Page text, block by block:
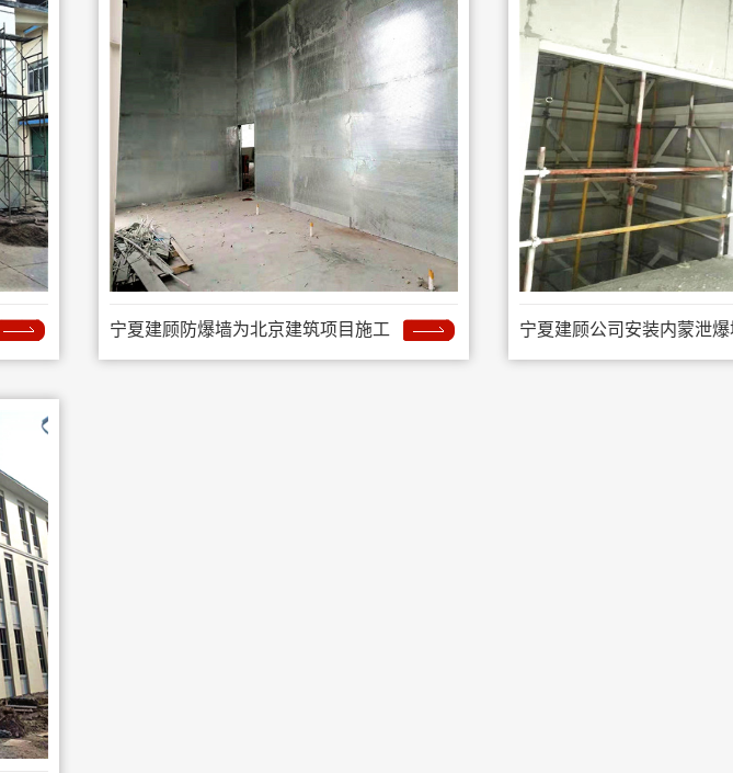
宁夏建顾防爆墙为北京建筑项目施工 宁夏建顾公司安装内蒙泄